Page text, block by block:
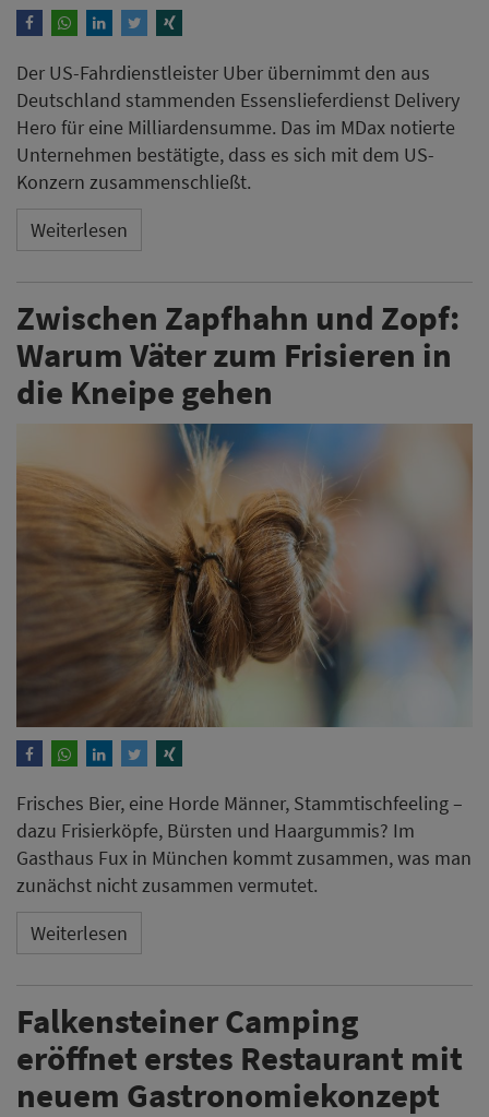
Der US-Fahrdienstleister Uber übernimmt den aus
Deutschland stammenden Essenslieferdienst Delivery
Hero für eine Milliardensumme. Das im MDax notierte
Unternehmen bestätigte, dass es sich mit dem US-
Konzern zusammenschließt.
Weiterlesen
Zwischen Zapfhahn und Zopf:
Warum Väter zum Frisieren in
die Kneipe gehen
Frisches Bier, eine Horde Männer, Stammtischfeeling –
dazu Frisierköpfe, Bürsten und Haargummis? Im
Gasthaus Fux in München kommt zusammen, was man
zunächst nicht zusammen vermutet.
Weiterlesen
Falkensteiner Camping
eröffnet erstes Restaurant mit
neuem Gastronomiekonzept